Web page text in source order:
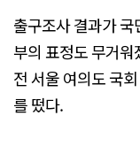
출구조사 결과가
부의 표정도 무거
전 서울 여의도 국
를 떴다.